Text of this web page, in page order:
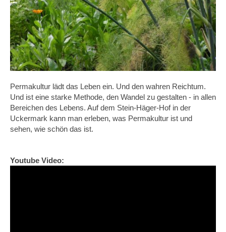
Permakultur lädt das Leben ein. Und den wahren Reichtum.
Und ist eine starke Methode, den Wandel zu gestalten - in allen
Bereichen des Lebens. Auf dem Stein-Häger-Hof in der
Uckermark kann man erleben, was Permakultur ist und
sehen, wie schön das ist.
Youtube Video: